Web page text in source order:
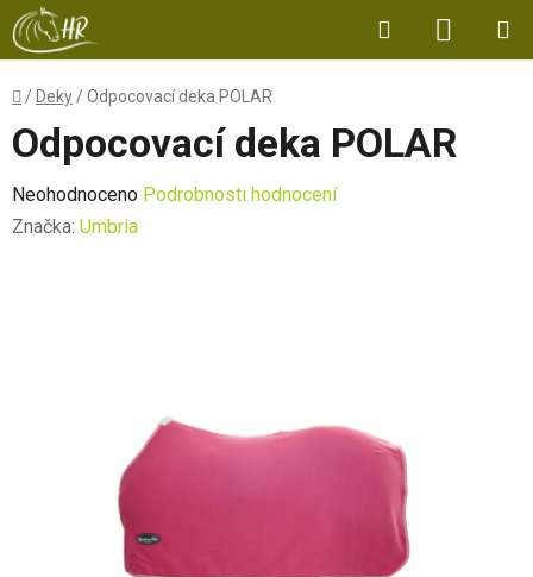
Přejít
na
obsah
Hledat
KOŠÍK
Domů
/ Deky /Odpocovací deka POLAR
Odpocovací deka POLAR
Průměrné
hodnocení
Neohodnoceno Podrobnosti hodnocení
Značka: Umbria